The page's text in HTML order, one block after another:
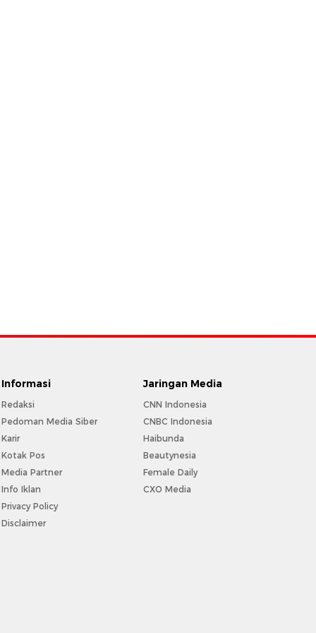
Informasi
Redaksi
Pedoman Media Siber
Karir
Kotak Pos
Media Partner
Info Iklan
Privacy Policy
Disclaimer
Jaringan Media
CNN Indonesia
CNBC Indonesia
Haibunda
Beautynesia
Female Daily
CXO Media